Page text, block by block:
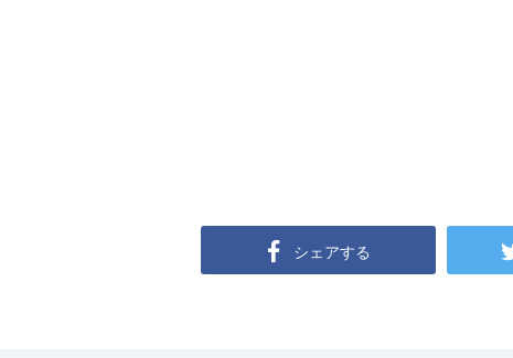
シェアする